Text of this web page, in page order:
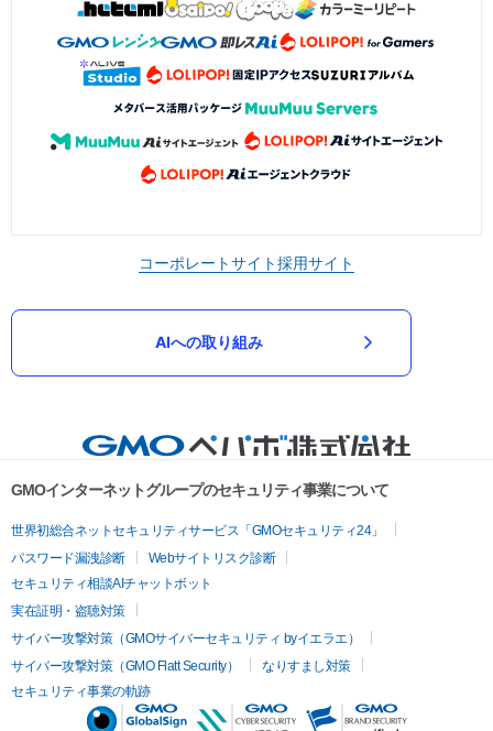
コーポレートサイト採用サイト
AIへの取り組み
GMOインターネットグループのセキュリティ事業について
世界初総合ネットセキュリティサービス「GMOセキュリティ24」
パスワード漏洩診断
Webサイトリスク診断
セキュリティ相談AIチャットボット
実在証明・盗聴対策
サイバー攻撃対策（GMOサイバーセキュリティ byイエラエ）
サイバー攻撃対策（GMO Flatt Security）
なりすまし対策
セキュリティ事業の軌跡